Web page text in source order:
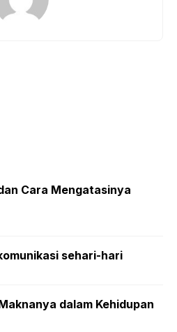
Cara Mengatasinya
sehari-hari
dalam Kehidupan